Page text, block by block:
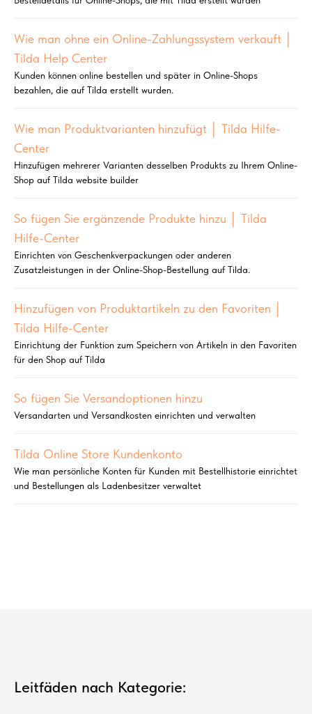
Wie man ohne ein Online-Zahlungssystem verkauft │
Tilda Help Center
Kunden können online bestellen und später in Online-Shops
bezahlen, die auf Tilda erstellt wurden.
Wie man Produktvarianten hinzufügt │ Tilda Hilfe-
Center
Hinzufügen mehrerer Varianten desselben Produkts zu Ihrem Online-
Shop auf Tilda website builder
So fügen Sie ergänzende Produkte hinzu │ Tilda
Hilfe-Center
Einrichten von Geschenkverpackungen oder anderen
Zusatzleistungen in der Online-Shop-Bestellung auf Tilda.
Hinzufügen von Produktartikeln zu den Favoriten │
Tilda Hilfe-Center
Einrichtung der Funktion zum Speichern von Artikeln in den Favoriten
für den Shop auf Tilda
So fügen Sie Versandoptionen hinzu
Versandarten und Versandkosten einrichten und verwalten
Tilda Online Store Kundenkonto
Wie man persönliche Konten für Kunden mit Bestellhistorie einrichtet
und Bestellungen als Ladenbesitzer verwaltet
Leitfäden nach Kategorie: